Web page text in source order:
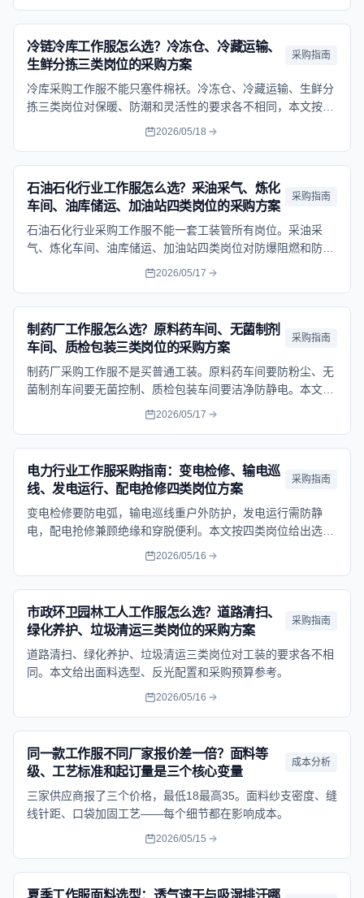
冷链冷库工作服怎么选？冷冻仓、冷藏运输、
生鲜分拣三类岗位的采购方案
采购指南
冷库采购工作服不能只塞件棉袄。冷冻仓、冷藏运输、生鲜分
拣三类岗位对保暖、防潮和灵活性的要求各不相同，本文按岗
位给出面料选型和采购参考。
2026/05/18
石油石化行业工作服怎么选？采油采气、炼化
车间、油库储运、加油站四类岗位的采购方案
采购指南
石油石化行业采购工作服不能一套工装管所有岗位。采油采
气、炼化车间、油库储运、加油站四类岗位对防爆阻燃和防油
拒水的要求各不相同，本文按岗位给出面料选型和采购预算参
2026/05/17
制药厂工作服怎么选？原料药车间、无菌制剂
车间、质检包装三类岗位的采购方案
采购指南
制药厂采购工作服不是买普通工装。原料药车间要防粉尘、无
菌制剂车间要无菌控制、质检包装车间要洁净防静电。本文按
三类岗位给出面料选型、洁净等级要求和预算参考。
2026/05/17
电力行业工作服采购指南：变电检修、输电巡
线、发电运行、配电抢修四类岗位方案
采购指南
变电检修要防电弧，输电巡线重户外防护，发电运行需防静
电，配电抢修兼顾绝缘和穿脱便利。本文按四类岗位给出选型
2026/05/16
市政环卫园林工人工作服怎么选？道路清扫、
绿化养护、垃圾清运三类岗位的采购方案
采购指南
道路清扫、绿化养护、垃圾清运三类岗位对工装的要求各不相
同。本文给出面料选型、反光配置和采购预算参考。
2026/05/16
同一款工作服不同厂家报价差一倍？面料等
级、工艺标准和起订量是三个核心变量
成本分析
三家供应商报了三个价格，最低18最高35。面料纱支密度、缝
线针距、口袋加固工艺——每个细节都在影响成本。
2026/05/15
夏季工作服面料选型：透气速干与吸湿排汗哪